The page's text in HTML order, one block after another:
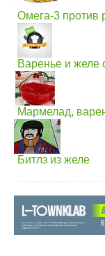
Омега-3 против
Варенье и желе
Мармелад,
Битлз из желе